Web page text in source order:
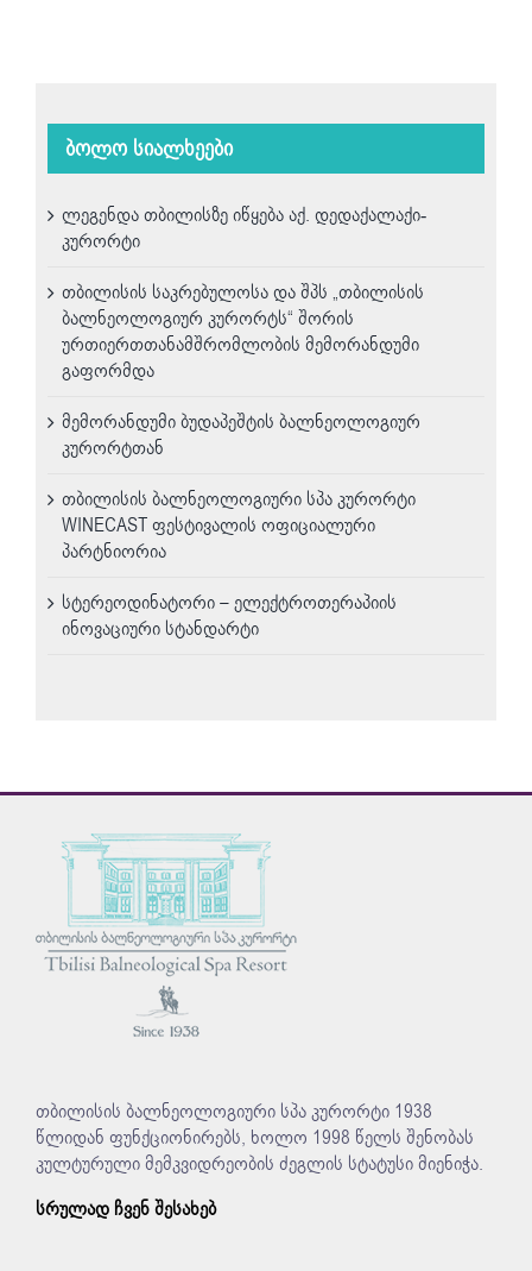
ბოლო სიალხეები
ლეგენდა თბილისზე იწყება აქ. დედაქალაქი-
კურორტი
თბილისის საკრებულოსა და შპს „თბილისის
ბალნეოლოგიურ კურორტს“ შორის
ურთიერთთანამშრომლობის მემორანდუმი
გაფორმდა
მემორანდუმი ბუდაპეშტის ბალნეოლოგიურ
კურორტთან
თბილისის ბალნეოლოგიური სპა კურორტი
WINECAST ფესტივალის ოფიციალური
პარტნიორია
სტერეოდინატორი – ელექტროთერაპიის
ინოვაციური სტანდარტი
თბილისის ბალნეოლოგიური სპა კურორტი 1938
წლიდან ფუნქციონირებს, ხოლო 1998 წელს შენობას
კულტურული მემკვიდრეობის ძეგლის სტატუსი მიენიჭა.
სრულად ჩვენ შესახებ